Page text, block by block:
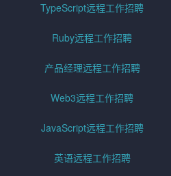
TypeScript远程工作招聘
Ruby远程工作招聘
产品经理远程工作招聘
Web3远程工作招聘
JavaScript远程工作招聘
英语远程工作招聘